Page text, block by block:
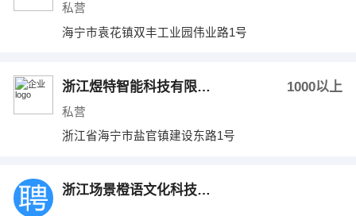
私营
海宁市袁花镇双丰工业园伟业路1号
浙江煜特智能科技有限公司 1000以上
私营
浙江省海宁市盐官镇建设东路1号
浙江场景橙语文化科技有限公司